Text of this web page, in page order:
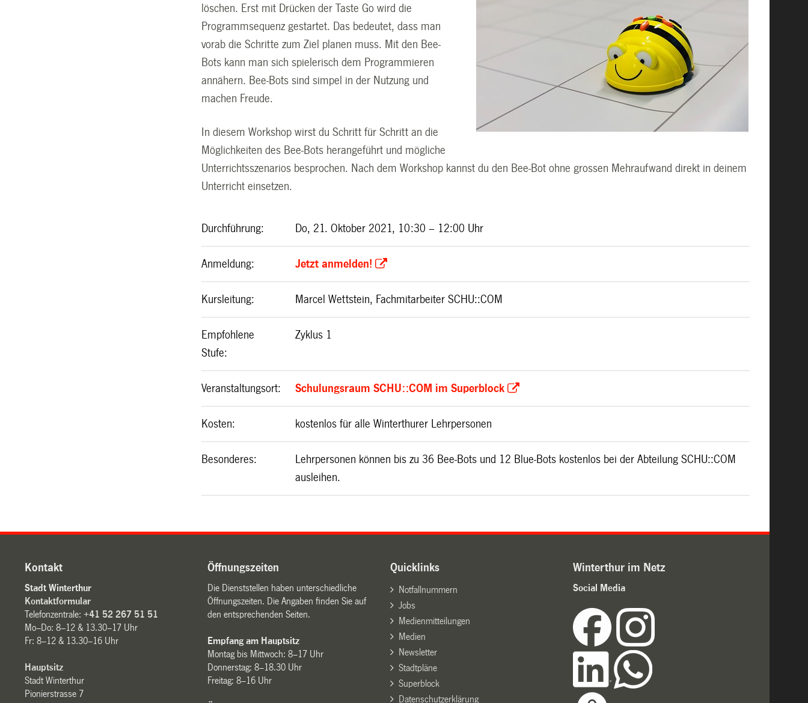
löschen. Erst mit Drücken der Taste Go wird die
Programmsequenz gestartet. Das bedeutet, dass man
vorab die Schritte zum Ziel planen muss. Mit den Bee-
Bots kann man sich spielerisch dem Programmieren
annähern. Bee-Bots sind simpel in der Nutzung und
machen Freude.
In diesem Workshop wirst du Schritt für Schritt an die
Möglichkeiten des Bee-Bots herangeführt und mögliche
Unterrichtsszenarios besprochen. Nach dem Workshop kannst du den Bee-Bot ohne grossen Mehraufwand direkt in deinem
Unterricht einsetzen.
Durchführung: Do, 21. Oktober 2021, 10:30 – 12:00 Uhr
Anmeldung: Jetzt anmelden!
Kursleitung: Marcel Wettstein, Fachmitarbeiter SCHU::COM
Empfohlene
Stufe:
Zyklus 1
Veranstaltungsort: Schulungsraum SCHU::COM im Superblock
Kosten: kostenlos für alle Winterthurer Lehrpersonen
Besonderes:
Lehrpersonen können bis zu 36 Bee-Bots und 12 Blue-Bots kostenlos bei der Abteilung SCHU::COM
ausleihen.
Kontakt
Stadt Winterthur
Kontaktformular
Telefonzentrale:+41 52 267 51 51
Mo–Do: 8–12 & 13.30–17 Uhr
Fr: 8–12 & 13.30–16 Uhr
Hauptsitz
Stadt Winterthur
Pionierstrasse 7
Öffnungszeiten
Die Dienststellen haben unterschiedliche
Öffnungszeiten. Die Angaben finden Sie auf
den entsprechenden Seiten.
Empfang am Hauptsitz
Montag bis Mittwoch: 8–17 Uhr
Donnerstag: 8–18.30 Uhr
Freitag: 8–16 Uhr
Quicklinks
Notfallnummern
Jobs
Medienmitteilungen
Medien
Newsletter
Stadtpläne
Superblock
Datenschutzerklärung
Winterthur im Netz
Social Media